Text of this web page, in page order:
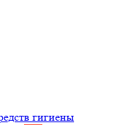
гигиены